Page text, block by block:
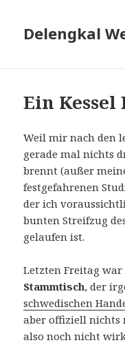
Delengkal
Ein Kessel
Weil mir nach den
gerade mal nichts
brennt (außer
festgefahrenen
der ich
bunten Streifzug
gelaufen ist.
Letzten Freitag
Stammtisch, der
schwedischen
aber offiziell nichts
also noch nicht